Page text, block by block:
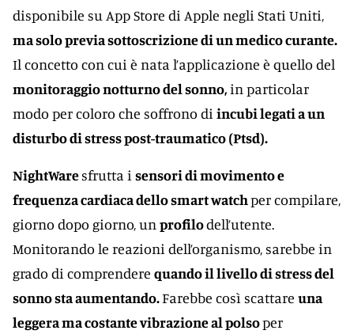
disponibile su App Store di Apple negli Stati Uniti,
ma solo previa sottoscrizione di un medico curante.
Il concetto con cui è nata l’applicazione è quello del
monitoraggio notturno del sonno,in particolar
modo per coloro che soffrono di incubi legati a un
disturbo di stress post-traumatico (Ptsd).
NightWaresfrutta i sensori di movimento e
frequenza cardiaca dello smart watchper compilare,
giorno dopo giorno, un profilodell’utente.
Monitorando le reazioni dell’organismo, sarebbe in
grado di comprendere quando il livello di stress del
sonno sta aumentando.Farebbe così scattare una
leggera ma costante vibrazione al polsoper